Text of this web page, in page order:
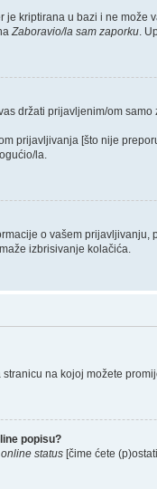
kriptirana u bazi i ne može
Zaboravio/la sam zaporku.
držati prijavljenim/om
prijavljivanja [što nije
la.
o vašem
izbrisivanje kolačića.
stranicu na kojoj možete
popisu?
status [čime ćete